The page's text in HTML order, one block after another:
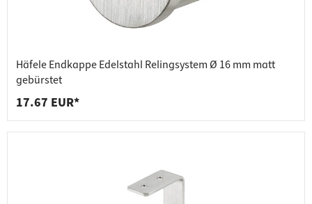
Häfele Endkappe Edelstahl Relingsystem Ø 16 mm matt
gebürstet
17.67 EUR*